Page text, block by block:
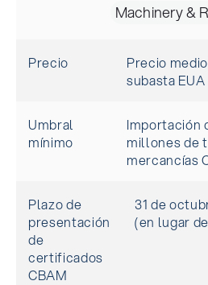
Machinery &
Precio
Precio
subasta EUA
Umbral
mínimo
Importación
millones de
mercancías
Plazo de
presentación
de
certificados
CBAM
31 de
(en lugar